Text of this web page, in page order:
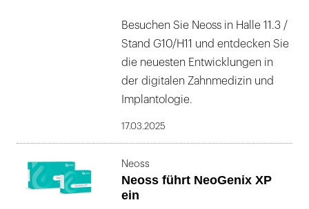
Besuchen Sie Neoss in Halle 11.3 /
Stand G10/H11 und entdecken Sie
die neuesten Entwicklungen in
der digitalen Zahnmedizin und
Implantologie.
17.03.2025
Neoss
Neoss führt NeoGenix XP
ein